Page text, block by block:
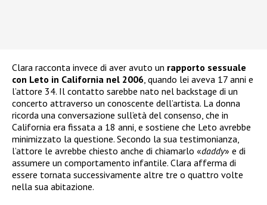
Clara racconta invece di aver avuto un rapporto sessuale
con Leto in California nel 2006, quando lei aveva 17 anni e
l’attore 34. Il contatto sarebbe nato nel backstage di un
concerto attraverso un conoscente dell’artista. La donna
ricorda una conversazione sull’età del consenso, che in
California era fissata a 18 anni, e sostiene che Leto avrebbe
minimizzato la questione. Secondo la sua testimonianza,
l’attore le avrebbe chiesto anche di chiamarlo «daddy» e di
assumere un comportamento infantile. Clara afferma di
essere tornata successivamente altre tre o quattro volte
nella sua abitazione.